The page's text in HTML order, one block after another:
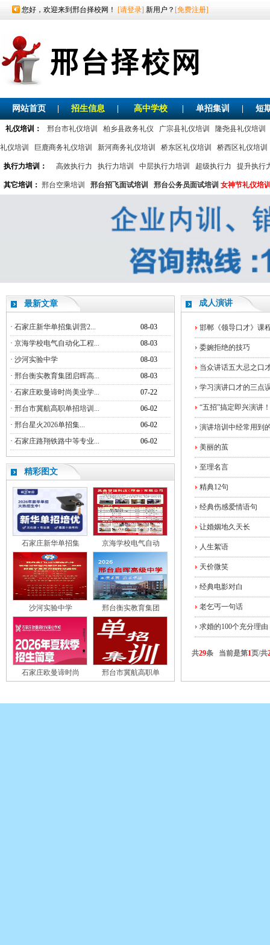
您好，欢迎来到邢台择校网！ [请登录] 新用户？ [免费注册]
网站首页 招生信息 高中学校 单招集训 短
礼仪培训： 邢台市礼仪培训 柏乡县政务礼仪 广宗县礼仪培训 隆尧县礼仪培训
礼仪培训 巨鹿商务礼仪培训 新河商务礼仪培训 桥东区礼仪培训 桥西区礼仪培训
执行力培训： 高效执行力 执行力培训 中层执行力培训 超级执行力 提升执行
其它培训： 邢台空乘培训 邢台招飞面试培训 邢台公务员面试培训 女神节礼仪培
最新文章
· 石家庄新华单招集训营2...
08-03
· 京海学校电气自动化工程...
08-03
· 沙河实验中学
08-03
· 邢台衡实教育集团启晖高...
08-03
· 石家庄欧曼谛时尚美业学...
07-22
· 邢台市冀航高职单招培训...
06-02
· 邢台星火2026单招集...
06-02
· 石家庄路翔铁路中等专业... 06-02
精彩图文
石家庄新华单招集 京海学校电气自动
沙河实验中学 邢台衡实教育集团
石家庄欧曼谛时尚 邢台市冀航高职单
成人演讲
邯郸《领导口才》课
委婉拒绝的技巧
当众讲话五大忌之口
学习演讲口才的三点
“五招”搞定即兴演讲！
演讲培训中经常用到
美丽的茧
至理名言
精典12句
经典伤感爱情语句
让婚姻地久天长
人生絮语
天价微笑
经典电影对白
老乞丐一句话
求婚的100个充分理由
共29条 当前是第1页/共